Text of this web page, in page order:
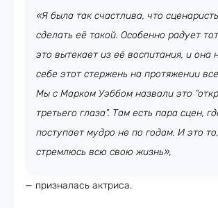
«Я была так счастлива, что
сделать её такой. Особенно радует
это вытекает из её воспитания, и она
себе этот стержень на протяжении
Мы с Марком Уэббом назвали это
третьего глаза”. Там есть пара сцен,
поступает мудро не по годам. И это
стремлюсь всю свою жизнь»,
— призналась актриса.